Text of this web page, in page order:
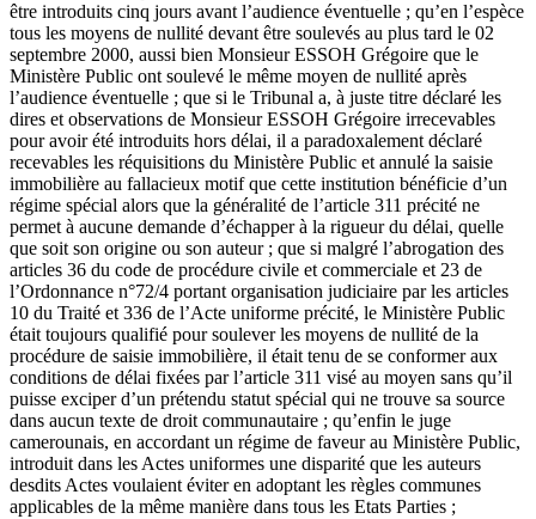
être introduits cinq jours avant l’audience éventuelle ; qu’en l’espèce
tous les moyens de nullité devant être soulevés au plus tard le 02
septembre 2000, aussi bien Monsieur ESSOH Grégoire que le
Ministère Public ont soulevé le même moyen de nullité après
l’audience éventuelle ; que si le Tribunal a, à juste titre déclaré les
dires et observations de Monsieur ESSOH Grégoire irrecevables
pour avoir été introduits hors délai, il a paradoxalement déclaré
recevables les réquisitions du Ministère Public et annulé la saisie
immobilière au fallacieux motif que cette institution bénéficie d’un
régime spécial alors que la généralité de l’article 311 précité ne
permet à aucune demande d’échapper à la rigueur du délai, quelle
que soit son origine ou son auteur ; que si malgré l’abrogation des
articles 36 du code de procédure civile et commerciale et 23 de
l’Ordonnance n°72/4 portant organisation judiciaire par les articles
10 du Traité et 336 de l’Acte uniforme précité, le Ministère Public
était toujours qualifié pour soulever les moyens de nullité de la
procédure de saisie immobilière, il était tenu de se conformer aux
conditions de délai fixées par l’article 311 visé au moyen sans qu’il
puisse exciper d’un prétendu statut spécial qui ne trouve sa source
dans aucun texte de droit communautaire ; qu’enfin le juge
camerounais, en accordant un régime de faveur au Ministère Public,
introduit dans les Actes uniformes une disparité que les auteurs
desdits Actes voulaient éviter en adoptant les règles communes
applicables de la même manière dans tous les Etats Parties ;